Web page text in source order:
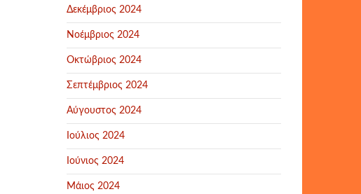
Δεκέμβριος 2024
Νοέμβριος 2024
Οκτώβριος 2024
Σεπτέμβριος 2024
Αύγουστος 2024
Ιούλιος 2024
Ιούνιος 2024
Μάιος 2024